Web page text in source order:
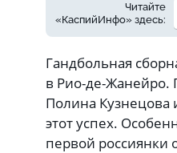
Читайте
«КаспийИнфо» здесь:
Гандбольная
в Рио-де-Жанейро.
Полина Кузнецова
этот успех.
первой россиянки